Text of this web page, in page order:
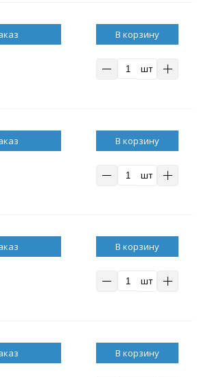
В корзину
шт
В корзину
шт
В корзину
шт
В корзину